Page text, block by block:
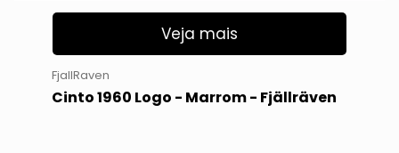
Veja mais
FjallRaven
Cinto 1960 Logo - Marrom - Fjällräven